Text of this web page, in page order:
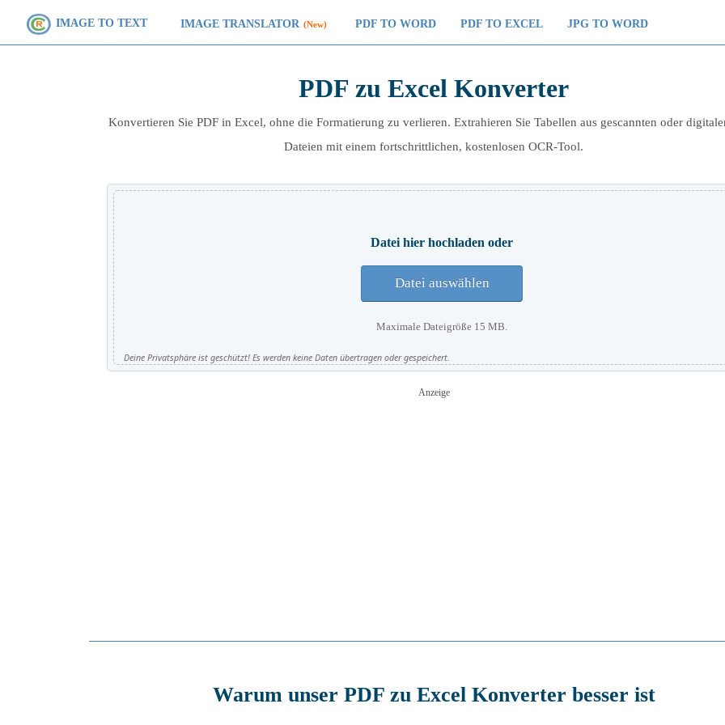
IMAGE TO TEXT IMAGE TRANSLATOR (New) PDF TO WORD PDF TO EXCEL JPG TO WORD
PDF zu Excel Konverter
Konvertieren Sie PDF in Excel, ohne die Formatierung zu verlieren. Extrahieren Sie Tabellen aus gescannten oder
Dateien mit einem fortschrittlichen, kostenlosen OCR-Tool.
Datei hier hochladen oder
Datei auswählen
Maximale Dateigröße 15 MB.
Deine Privatsphäre ist geschützt! Es werden keine Daten übertragen oder gespeichert.
Anzeige
Warum unser PDF zu Excel Konverter besser ist